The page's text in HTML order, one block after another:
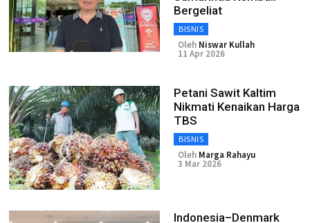
Bergeliat
BISNIS
Oleh Niswar Kullah
11 Apr 2026
Petani Sawit Kaltim
Nikmati Kenaikan Harga
TBS
BISNIS
Oleh Marga Rahayu
3 Mar 2026
Indonesia–Denmark